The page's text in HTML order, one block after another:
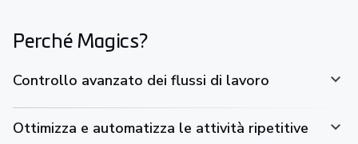
Perché Magics?
Controllo avanzato dei flussi di lavoro
Ottimizza e automatizza le attività ripetitive